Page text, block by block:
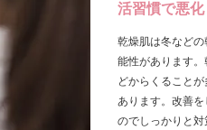
活習慣で悪化
乾燥肌は冬など
能性があります
どからくること
あります。改善
のでしっかりと